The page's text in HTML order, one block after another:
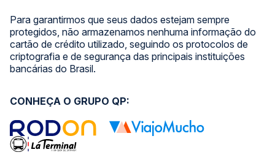
Para garantirmos que seus dados estejam sempre
protegidos, não armazenamos nenhuma informação do
cartão de crédito utilizado, seguindo os protocolos de
criptografia e de segurança das principais instituições
bancárias do Brasil.
CONHEÇA O GRUPO QP: